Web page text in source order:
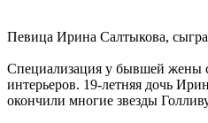
Певица Ирина Салтыкова,
Специализация у бывшей жены
интерьеров. 19-летняя дочь
окончили многие звезды